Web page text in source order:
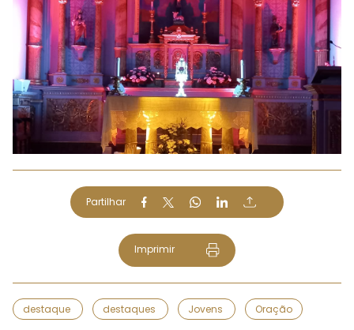
Partilhar
Imprimir
destaque destaques Jovens Oração